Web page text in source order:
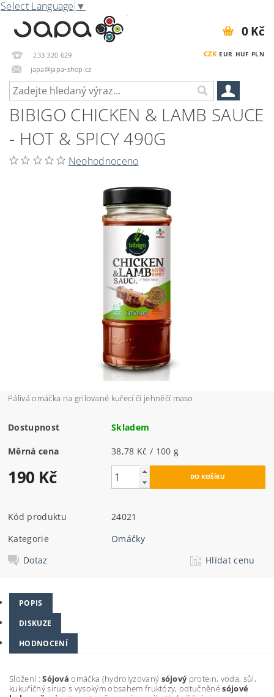
Select Language ▼
233 320 629
japa@japa-shop.cz
CZK EUR HUF PLN
0 Kč
BIBIGO CHICKEN & LAMB SAUCE
- HOT & SPICY 490G
Neohodnoceno
Pálivá omáčka na grilované kuřecí či jehněčí maso
Dostupnost Skladem
Měrná cena 38,78 Kč / 100 g
190 Kč
Kód produktu
24021
Kategorie
Omáčky
Dotaz
Hlídat cenu
POPIS
DISKUZE
HODNOCENÍ
Složení :Sójová omáčka (hydrolyzovaný sójovýprotein, voda, sůl,
kukuřičný sirup s vysokým obsahem fruktózy, odtučněnésójové